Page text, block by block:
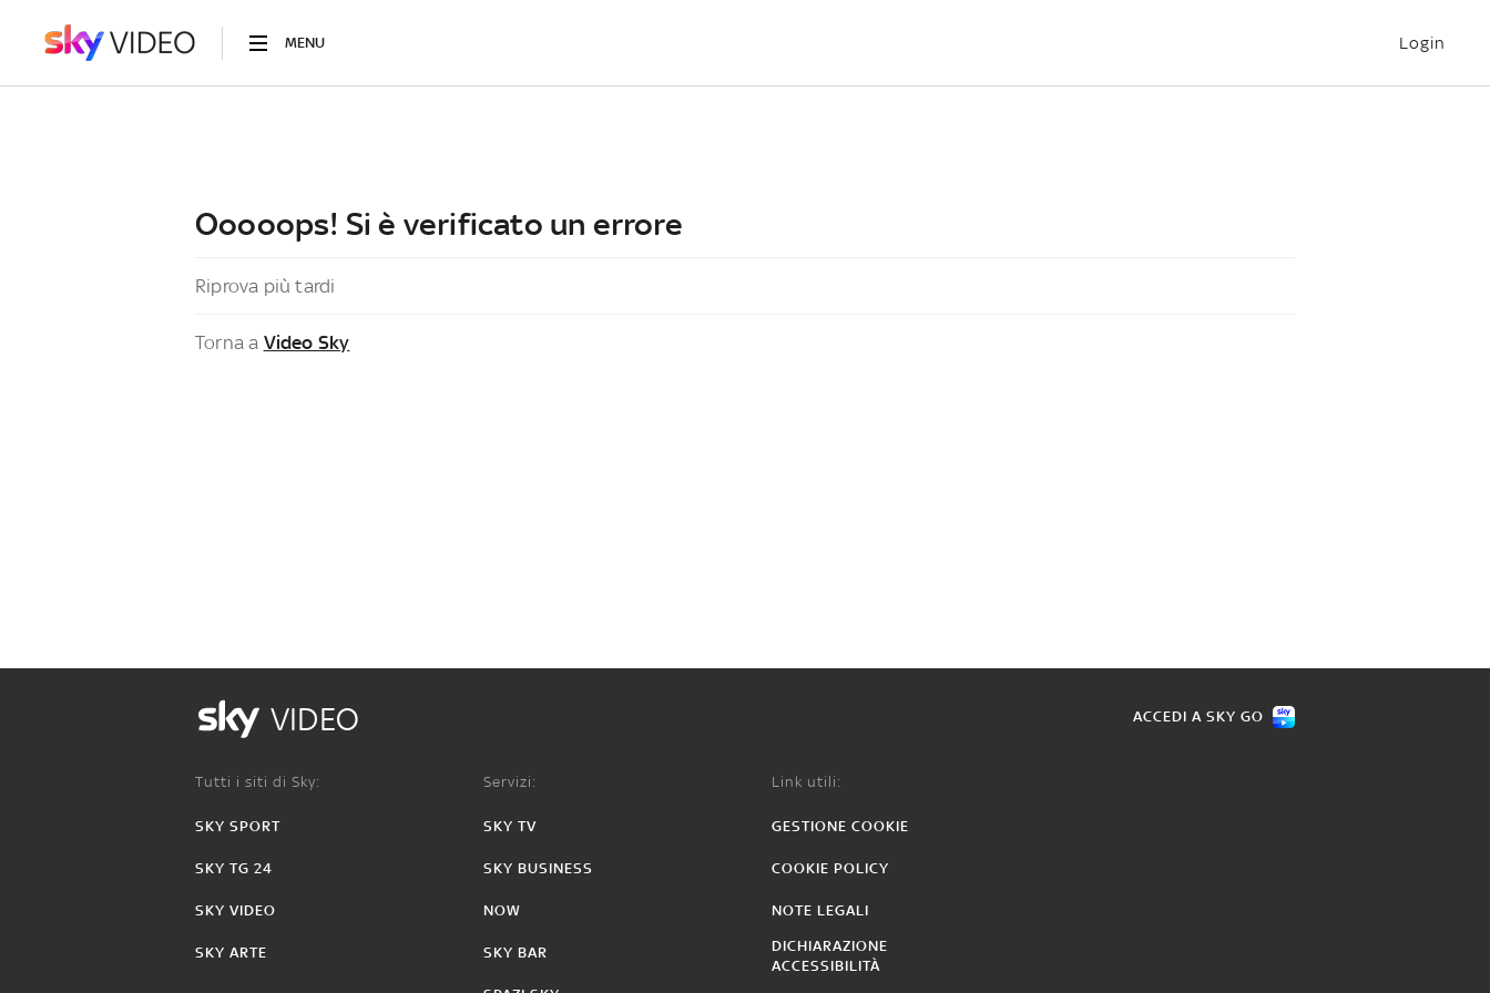
MENU Login
Ooooops! Si è verificato un errore
Riprova più tardi
Torna a Video Sky
VIDEO ACCEDI A SKY GO
Tutti i siti di Sky:
SKY SPORT
SKY TG 24
SKY VIDEO
SKY ARTE
Servizi:
SKY TV
SKY BUSINESS
NOW
SKY BAR
Link utili:
GESTIONE COOKIE
COOKIE POLICY
NOTE LEGALI
DICHIARAZIONE
ACCESSIBILITÀ